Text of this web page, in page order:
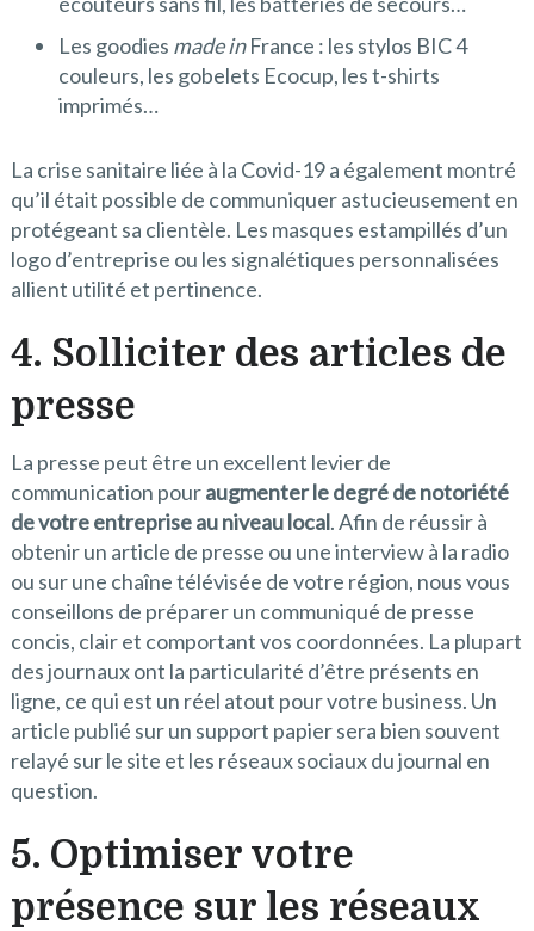
Les goodies made inFrance : les stylos BIC 4
couleurs, les gobelets Ecocup, les t-shirts
imprimés…
La crise sanitaire liée à la Covid-19 a également montré
qu’il était possible de communiquer astucieusement en
protégeant sa clientèle. Les masques estampillés d’un
logo d’entreprise ou les signalétiques personnalisées
allient utilité et pertinence.
4. Solliciter des articles de
presse
La presse peut être un excellent levier de
communication pouraugmenter le degré de notoriété
de votre entreprise au niveau local. Afin de réussir à
obtenir un article de presse ou une interview à la radio
ou sur une chaîne télévisée de votre région, nous vous
conseillons de préparer un communiqué de presse
concis, clair et comportant vos coordonnées. La plupart
des journaux ont la particularité d’être présents en
ligne, ce qui est un réel atout pour votre business. Un
article publié sur un support papier sera bien souvent
relayé sur le site et les réseaux sociaux du journal en
question.
5. Optimiser votre
présence sur les réseaux